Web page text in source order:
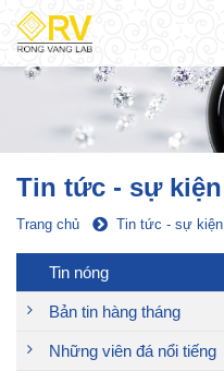
Tin tức - sự kiện
Trang chủ Tin tức - sự kiện
Tin nóng
Bản tin hàng tháng
Những viên đá nổi tiếng